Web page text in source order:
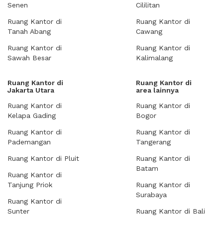
Senen
Ruang Kantor di
Tanah Abang
Ruang Kantor di
Sawah Besar
Cililitan
Ruang Kantor di
Cawang
Ruang Kantor di
Kalimalang
Ruang Kantor di
Jakarta Utara
Ruang Kantor di
Kelapa Gading
Ruang Kantor di
Pademangan
Ruang Kantor di Pluit
Ruang Kantor di
Tanjung Priok
Ruang Kantor di
Sunter
Ruang Kantor di
area lainnya
Ruang Kantor di
Bogor
Ruang Kantor di
Tangerang
Ruang Kantor di
Batam
Ruang Kantor di
Surabaya
Ruang Kantor di Bali